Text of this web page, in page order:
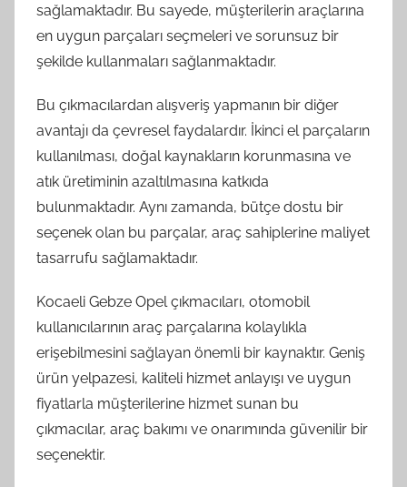
sağlamaktadır. Bu sayede, müşterilerin araçlarına
en uygun parçaları seçmeleri ve sorunsuz bir
şekilde kullanmaları sağlanmaktadır.
Bu çıkmacılardan alışveriş yapmanın bir diğer
avantajı da çevresel faydalardır. İkinci el parçaların
kullanılması, doğal kaynakların korunmasına ve
atık üretiminin azaltılmasına katkıda
bulunmaktadır. Aynı zamanda, bütçe dostu bir
seçenek olan bu parçalar, araç sahiplerine maliyet
tasarrufu sağlamaktadır.
Kocaeli Gebze Opel çıkmacıları, otomobil
kullanıcılarının araç parçalarına kolaylıkla
erişebilmesini sağlayan önemli bir kaynaktır. Geniş
ürün yelpazesi, kaliteli hizmet anlayışı ve uygun
fiyatlarla müşterilerine hizmet sunan bu
çıkmacılar, araç bakımı ve onarımında güvenilir bir
seçenektir.